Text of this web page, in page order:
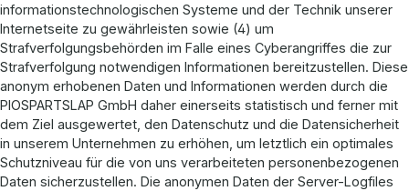
informationstechnologischen Systeme und der Technik unserer
Internetseite zu gewährleisten sowie (4) um
Strafverfolgungsbehörden im Falle eines Cyberangriffes die zur
Strafverfolgung notwendigen Informationen bereitzustellen. Diese
anonym erhobenen Daten und Informationen werden durch die
PIOSPARTSLAP GmbH daher einerseits statistisch und ferner mit
dem Ziel ausgewertet, den Datenschutz und die Datensicherheit
in unserem Unternehmen zu erhöhen, um letztlich ein optimales
Schutzniveau für die von uns verarbeiteten personenbezogenen
Daten sicherzustellen. Die anonymen Daten der Server-Logfiles